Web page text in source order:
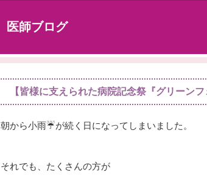
医師ブログ
【皆様に支えられた病院記念祭『グリーンフ
朝から小雨☔️が続く日になってしまいました。
それでも、たくさんの方が